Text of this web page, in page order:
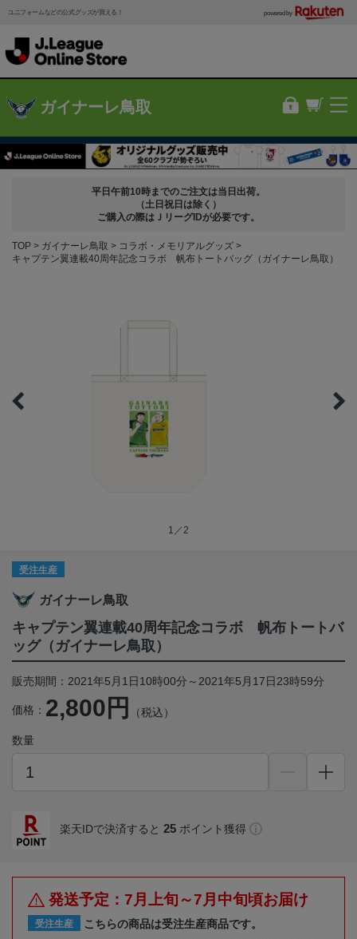
ユニフォームなどの公式グッズが買える！ powered by
ガイナーレ鳥取
平日午前10時までのご注文は当日出荷。
（土日祝日は除く）
ご購入の際はＪリーグIDが必要です。
TOP ガイナーレ鳥取
コラボ・メモリアルグッズ
キャプテン翼連載40周年記念コラボ 帆布トートバッグ（ガイナーレ鳥取）
1／2
受注生産
ガイナーレ鳥取
キャプテン翼連載40周年記念コラボ 帆布トートバ
ッグ（ガイナーレ鳥取）
販売期間：2021年5月1日10時00分～2021年5月17日23時59分
価格： 2,800円 （税込）
数量
楽天IDで決済すると 25 ポイント獲得
発送予定：7月上旬～7月中旬頃お届け
受注生産
こちらの商品は受注生産商品です。